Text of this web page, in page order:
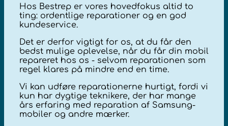
Hos Bestrep er vores hovedfokus altid to
ting: ordentlige reparationer og en god
kundeservice.
Det er derfor vigtigt for os, at du får den
bedst mulige oplevelse, når du får din mobil
repareret hos os - selvom reparationen som
regel klares på mindre end en time.
Vi kan udføre reparationerne hurtigt, fordi vi
kun har dygtige teknikere, der har mange
års erfaring med reparation af Samsung-
mobiler og andre mærker.